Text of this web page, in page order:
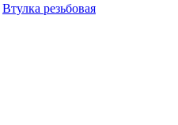
Втулка резьбовая